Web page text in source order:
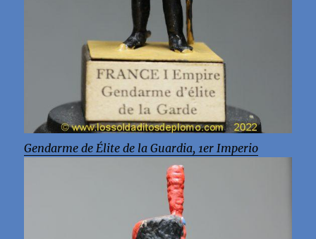
Gendarme de Élite de la Guardia, 1er Imperio